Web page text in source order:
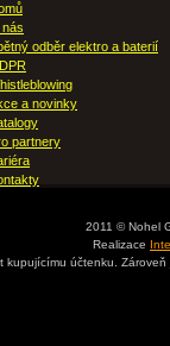
odběr elektro a baterií
a novinky
partnery
2011 © Nohel
Realizace
účtenku.